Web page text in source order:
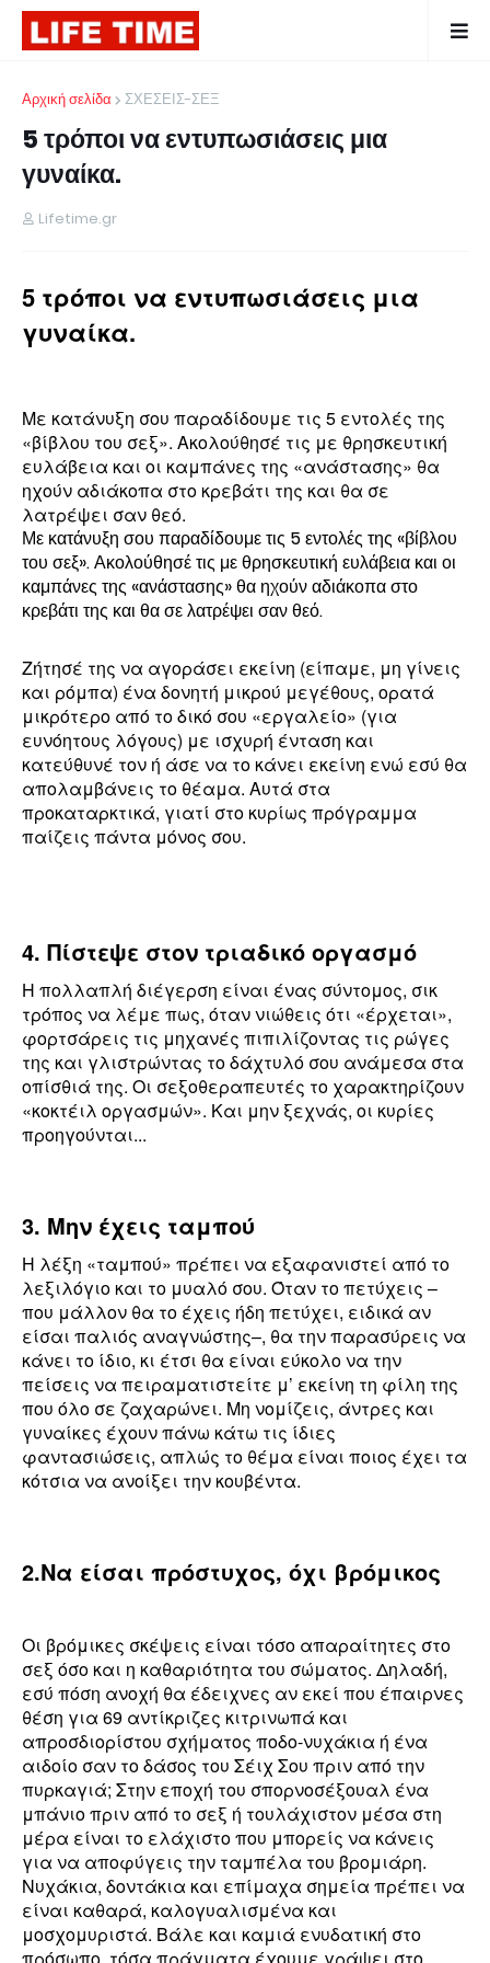
Αρχική σελίδα ΣΧΕΣΕΙΣ-ΣΕΞ
5 τρόποι να εντυπωσιάσεις μια
γυναίκα.
Lifetime.gr
5 τρόποι να εντυπωσιάσεις μια
γυναίκα.
Με κατάνυξη σου παραδίδουμε τις 5 εντολές της
«βίβλου του σεξ». Ακολούθησέ τις με θρησκευτική
ευλάβεια και οι καμπάνες της «ανάστασης» θα
ηχούν αδιάκοπα στο κρεβάτι της και θα σε
λατρέψει σαν θεό.
Με κατάνυξη σου παραδίδουμε τις 5 εντολές της «βίβλου
του σεξ». Ακολούθησέ τις με θρησκευτική ευλάβεια και οι
καμπάνες της «ανάστασης» θα ηχούν αδιάκοπα στο
κρεβάτι της και θα σε λατρέψει σαν θεό.
Ζήτησέ της να αγοράσει εκείνη (είπαμε, μη γίνεις
και ρόμπα) ένα δονητή μικρού μεγέθους, ορατά
μικρότερο από το δικό σου «εργαλείο» (για
ευνόητους λόγους) με ισχυρή ένταση και
κατεύθυνέ τον ή άσε να το κάνει εκείνη ενώ εσύ θα
απολαμβάνεις το θέαμα. Αυτά στα
προκαταρκτικά, γιατί στο κυρίως πρόγραμμα
παίζεις πάντα μόνος σου.
4. Πίστεψε στον τριαδικό οργασμό
Η πολλαπλή διέγερση είναι ένας σύντομος, σικ
τρόπος να λέμε πως, όταν νιώθεις ότι «έρχεται»,
φορτσάρεις τις μηχανές πιπιλίζοντας τις ρώγες
της και γλιστρώντας το δάχτυλό σου ανάμεσα στα
οπίσθιά της. Οι σεξοθεραπευτές το χαρακτηρίζουν
«κοκτέιλ οργασμών». Και μην ξεχνάς, οι κυρίες
προηγούνται...
3. Μην έχεις ταμπού
Η λέξη «ταμπού» πρέπει να εξαφανιστεί από το
λεξιλόγιο και το μυαλό σου. Όταν το πετύχεις –
που μάλλον θα το έχεις ήδη πετύχει, ειδικά αν
είσαι παλιός αναγνώστης–, θα την παρασύρεις να
κάνει το ίδιο, κι έτσι θα είναι εύκολο να την
πείσεις να πειραματιστείτε μ’ εκείνη τη φίλη της
που όλο σε ζαχαρώνει. Mη νομίζεις, άντρες και
γυναίκες έχουν πάνω κάτω τις ίδιες
φαντασιώσεις, απλώς το θέμα είναι ποιος έχει τα
κότσια να ανοίξει την κουβέντα.
2.Να είσαι πρόστυχος, όχι βρόμικος
Οι βρόμικες σκέψεις είναι τόσο απαραίτητες στο
σεξ όσο και η καθαριότητα του σώματος. Δηλαδή,
εσύ πόση ανοχή θα έδειχνες αν εκεί που έπαιρνες
θέση για 69 αντίκριζες κιτρινωπά και
απροσδιορίστου σχήματος ποδο-νυχάκια ή ένα
αιδοίο σαν το δάσος του Σέιχ Σου πριν από την
πυρκαγιά; Στην εποχή του σπορνοσέξουαλ ένα
μπάνιο πριν από το σεξ ή τουλάχιστον μέσα στη
μέρα είναι το ελάχιστο που μπορείς να κάνεις
για να αποφύγεις την ταμπέλα του βρομιάρη.
Νυχάκια, δοντάκια και επίμαχα σημεία πρέπει να
είναι καθαρά, καλογυαλισμένα και
μοσχομυριστά. Βάλε και καμιά ενυδατική στο